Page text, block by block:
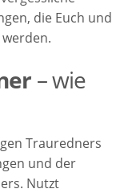
die Euch und
– wie
Trauredners
und der
Nutzt